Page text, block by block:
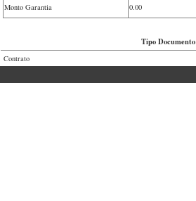
Monto Garantia 0.00
Tipo Documento
Contrato